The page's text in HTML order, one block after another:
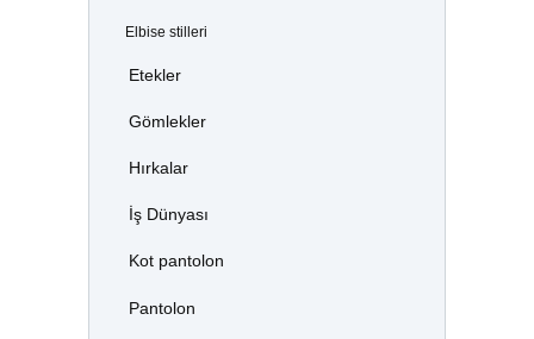
Elbise stilleri
Etekler
Gömlekler
Hırkalar
İş Dünyası
Kot pantolon
Pantolon